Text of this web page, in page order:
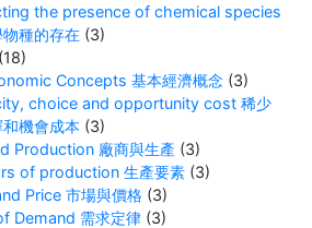
the presence of chemical species
種的存在 (3)
(18)
Concepts 基本經濟概念 (3)
choice and opportunity cost 稀少
機會成本 (3)
Production 廠商與生產 (3)
of production 生產要素 (3)
Price 市場與價格 (3)
Demand 需求定律 (3)